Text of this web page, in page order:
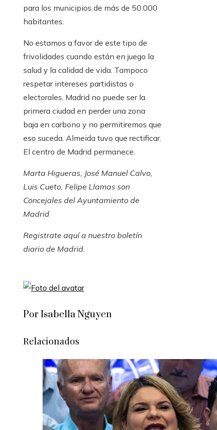
para los municipios de más de 50.000
habitantes.
No estamos a favor de este tipo de
frivolidades cuando están en juego la
salud y la calidad de vida. Tampoco
respetar intereses partidistas o
electorales. Madrid no puede ser la
primera ciudad en perder una zona
baja en carbono y no permitiremos que
eso suceda. Almeida tuvo que rectificar.
El centro de Madrid permanece.
Marta Higueras, José Manuel Calvo,
Luis Cueto, Felipe Llamas son
Concejales del Ayuntamiento de
Madrid
Registrate aquía nuestro boletín
diario de Madrid.
Por Isabella Nguyen
Relacionados